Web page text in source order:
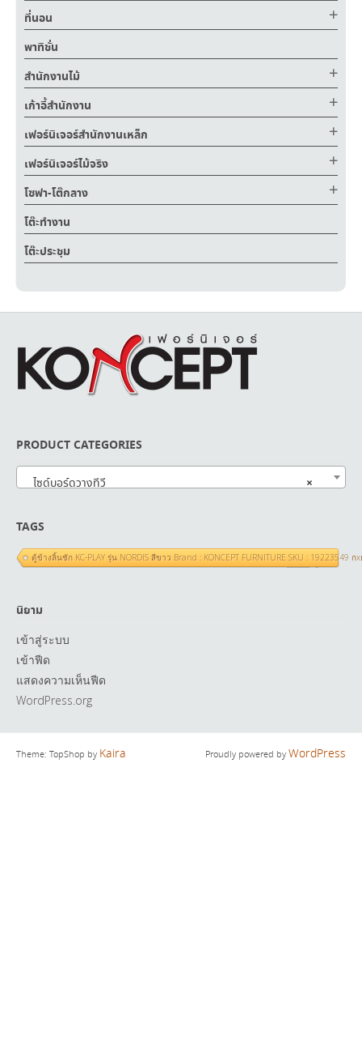
ที่นอน
พาทิชั่น
สำนักงานไม้
เก้าอี้สำนักงาน
เฟอร์นิเจอร์สำนักงานเหล็ก
เฟอร์นิเจอร์ไม้จริง
โซฟา-โต๊กลาง
โต๊ะทำงาน
โต๊ะประชุม
PRODUCT CATEGORIES
×
ไซด์บอร์ดวางทีวี
TAGS
ตู้ข้างลิ้นชัก KC-PLAY รุ่น NORDIS สีขาว Brand : KONCEPT FURNITURE SKU : 19223549 ก
นิยาม
เข้าสู่ระบบ
เข้าฟีด
แสดงความเห็นฟีด
WordPress.org
Theme: TopShop by Kaira Proudly powered byWordPress